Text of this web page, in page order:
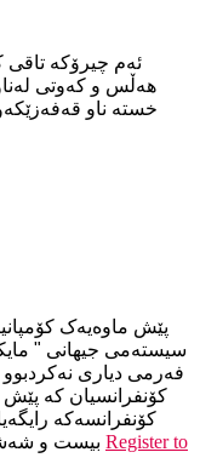
ئه‌م چیرۆکه‌ تاقی
خسته‌ ناو
پێش ماوه‌یه‌ک
فه‌رمی دیاری نه‌کردبوو
کۆنفرانسیان که‌
کۆنفرانسه‌که‌
Register to